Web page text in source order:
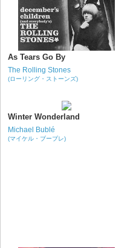
As Tears Go By
The Rolling Stones
(ローリング・ストーンズ)
Winter Wonderland
Michael Bublé
(マイケル・ブーブレ)